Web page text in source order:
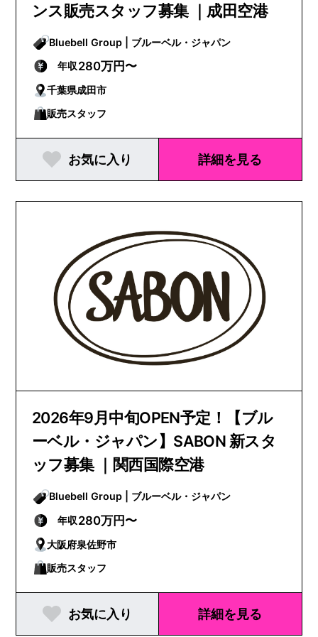
ンス販売スタッフ募集 ｜成田空港
Bluebell Group | ブルーベル・ジャパン
年収280万円〜
千葉県成田市
販売スタッフ
お気に入り 詳細を見る
2026年9月中旬OPEN予定！【ブル
ーベル・ジャパン】SABON 新スタ
ッフ募集 ｜関西国際空港
Bluebell Group | ブルーベル・ジャパン
年収280万円〜
大阪府泉佐野市
販売スタッフ
お気に入り 詳細を見る